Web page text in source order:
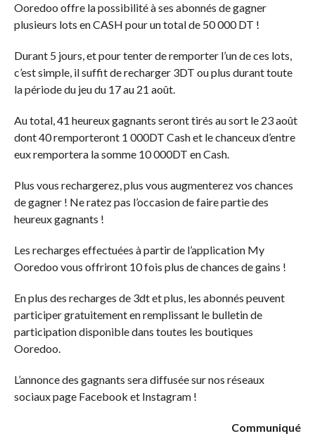
Ooredoo offre la possibilité à ses abonnés de gagner
plusieurs lots en CASH pour un total de 50 000 DT !
Durant 5 jours, et pour tenter de remporter l’un de ces lots,
c’est simple, il suffit de recharger 3DT ou plus durant toute
la période du jeu du 17 au 21 août.
Au total, 41 heureux gagnants seront tirés au sort le 23 août
dont 40 remporteront 1 000DT Cash et le chanceux d’entre
eux remportera la somme 10 000DT en Cash.
Plus vous rechargerez, plus vous augmenterez vos chances
de gagner ! Ne ratez pas l’occasion de faire partie des
heureux gagnants !
Les recharges effectuées à partir de l’application My
Ooredoo vous offriront 10 fois plus de chances de gains !
En plus des recharges de 3dt et plus, les abonnés peuvent
participer gratuitement en remplissant le bulletin de
participation disponible dans toutes les boutiques
Ooredoo.
L’annonce des gagnants sera diffusée sur nos réseaux
sociaux page Facebook et Instagram !
Communiqué